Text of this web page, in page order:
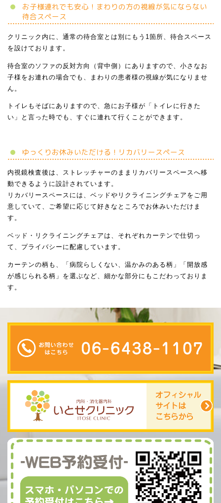
お子様連れでも安心！まわりの方の視線が気にならない
待合スペース
クリニック内に、通常の待合室とは別にもう1箇所、待合スペース
を設けております。
待合室のソファの反対方向（背中側）にありますので、小さなお
子様をお連れの場合でも、まわりの患者様の視線が気になりませ
ん。
トイレもそばにありますので、急にお子様が「トイレに行きた
い」と言った時でも、すぐに連れて行くことができます。
ゆっくりお休みいただける！リカバリースペース
内視鏡検査後は、ストレッチャーのままリカバリースペースへ移
動できるように設計されています。
リカバリースペースには、ベッドやリクライニングチェアをご用
意していて、ご希望に応じて好きなところでお休みいただけま
す。
ベッド・リクライニングチェアは、それぞれカーテンで仕切っ
て、プライバシーに配慮しています。
カーテンの柄も、「病院らしくない、温かみのある柄」「開放感
が感じられる柄」を選ぶなど、細かな部分にもこだわっておりま
す。